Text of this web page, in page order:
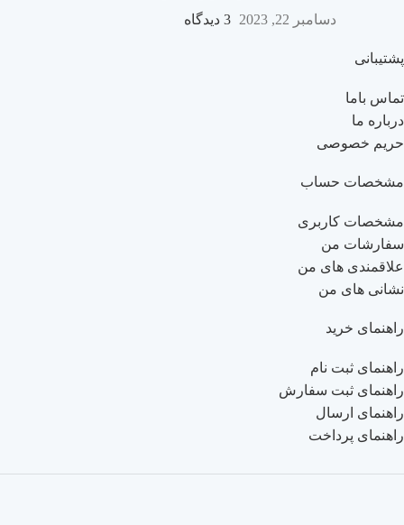
دسامبر 22, 2023
3 دیدگاه
پشتیبانی
تماس باما
درباره ما
حریم خصوصی
مشخصات حساب
مشخصات کاربری
سفارشات من
علاقمندی های من
نشانی های من
راهنمای خرید
راهنمای ثبت نام
راهنمای ثبت سفارش
راهنمای ارسال
راهنمای پرداخت